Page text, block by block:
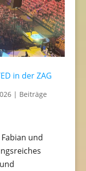
in der ZAG
| Beiträge
und